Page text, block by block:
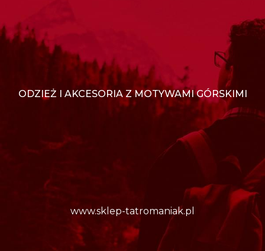
ODZIEŻ I AKCESORIA Z MOTYWAMI GÓRSKIMI
www.sklep-tatromaniak.pl